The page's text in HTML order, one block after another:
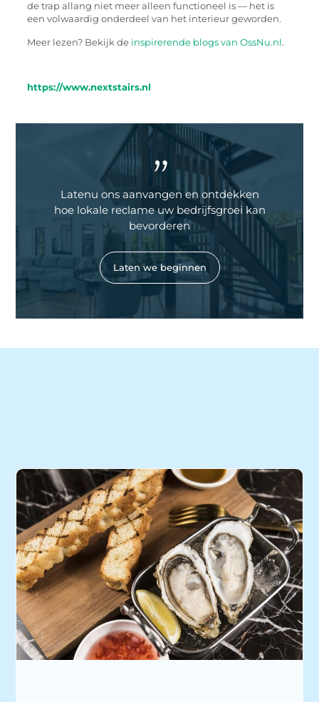
de trap allang niet meer alleen functioneel is — het is
een volwaardig onderdeel van het interieur geworden.
Meer lezen? Bekijk de inspirerende blogs van OssNu.nl.
https://www.nextstairs.nl
"
Latenu ons aanvangen en ontdekken
hoe lokale reclame uw bedrijfsgroei kan
bevorderen
Laten we beginnen